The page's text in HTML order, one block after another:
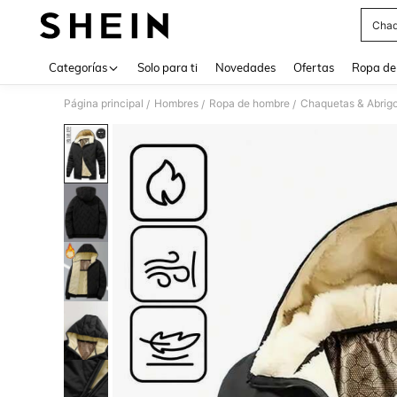
Categorías Solo para ti Novedades Ofertas Ropa
Página principal / Hombres / Ropa de hombre / Chaquetas &